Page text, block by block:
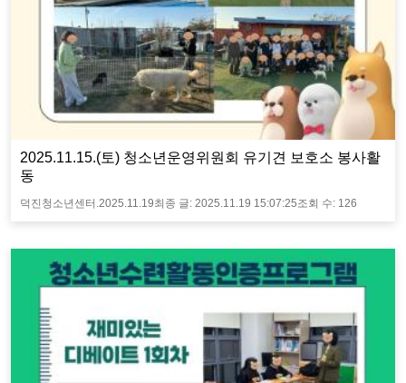
2025.11.15.(토) 청소년운영위원회 유기견 보호소 봉사활
동
덕진청소년센터.2025.11.19최종 글:2025.11.19 15:07:25조회 수: 126